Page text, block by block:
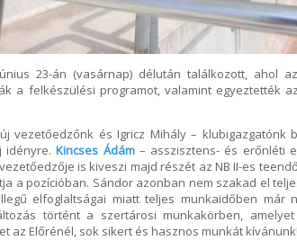
23-án (vasárnap) délután találkozott, ahol
a felkészülési programot, valamint egyeztették
vezetőedzőnk és Igricz Mihály – klubigazgatónk
idényre.Kincses Ádám– asszisztens- és erőnléti
is kiveszi majd részét az NB II-es
a pozícióban. Sándor azonban nem szakad el
elfoglaltságai miatt teljes munkaidőben már
történt a szertárosi munkakörben,
az Előrénél, sok sikert és hasznos munkát kívánunk!